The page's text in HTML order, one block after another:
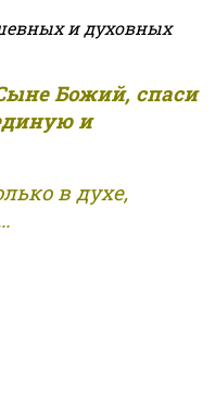
и духовных
Божий, спаси
и
в духе,